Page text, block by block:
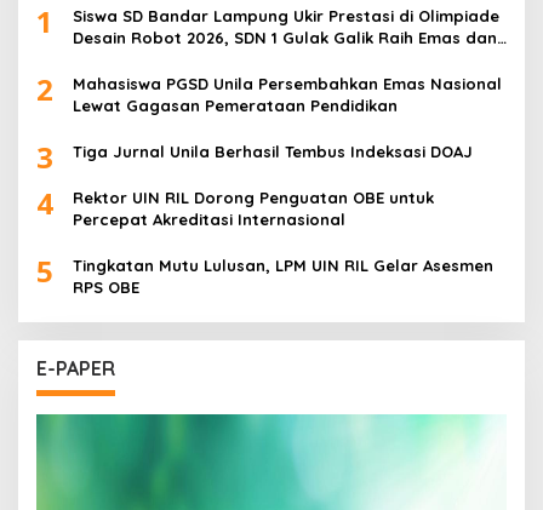
1
Siswa SD Bandar Lampung Ukir Prestasi di Olimpiade
Desain Robot 2026, SDN 1 Gulak Galik Raih Emas dan
2
Mahasiswa PGSD Unila Persembahkan Emas Nasional
Lewat Gagasan Pemerataan Pendidikan
3 Tiga Jurnal Unila Berhasil Tembus Indeksasi DOAJ
4
Rektor UIN RIL Dorong Penguatan OBE untuk
Percepat Akreditasi Internasional
5
Tingkatan Mutu Lulusan, LPM UIN RIL Gelar Asesmen
RPS OBE
E-PAPER